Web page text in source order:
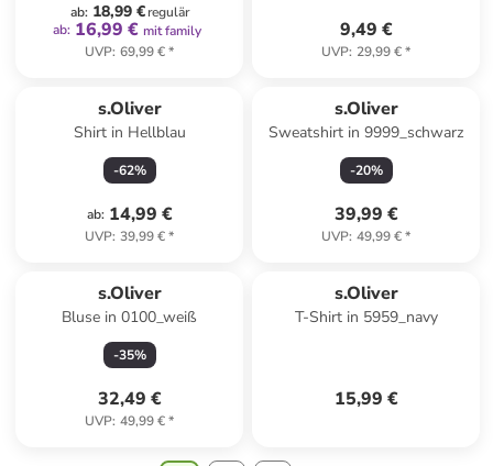
ab: 18,99 €regulär
ab: 16,99 € mit family
UVP: 69,99 €*
9,49 €
UVP: 29,99 €*
s.Oliver
Shirt in Hellblau
-62%
ab: 14,99 €
UVP: 39,99 €*
s.Oliver
Sweatshirt in 9999_schwarz
-20%
39,99 €
UVP: 49,99 €*
s.Oliver
Bluse in 0100_weiß
-35%
32,49 €
UVP: 49,99 €*
s.Oliver
T-Shirt in 5959_navy
15,99 €